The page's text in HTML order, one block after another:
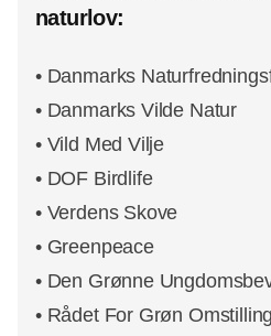
naturlov:
• Danmarks
• Danmarks Vilde Natur
• Vild Med Vilje
• DOF Birdlife
• Verdens Skove
• Greenpeace
• Den Grønne
• Rådet For Grøn Omstilling